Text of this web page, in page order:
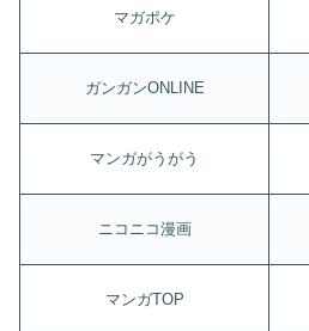
マガポケ
ガンガンONLINE
マンガがうがう
ニコニコ漫画
マンガTOP